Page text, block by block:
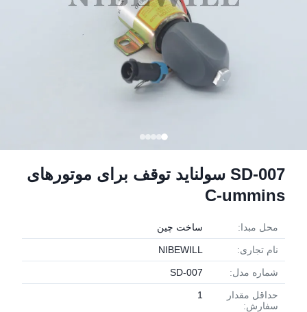
SD-007 سولناید توقف برای موتورهای
C-ummins
محل مبدا: ساخت چین
نام تجاری: NIBEWILL
شماره مدل: SD-007
حداقل مقدار
سفارش:
1